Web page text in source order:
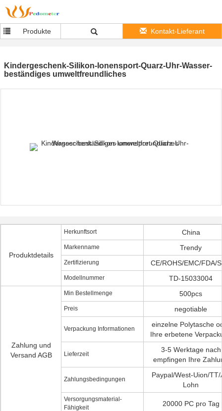
Produkte Kontakt-Lieferant
Kindergeschenk-Silikon-Ionensport-Quarz-Uhr-Wasser-
beständiges umweltfreundliches
Produktdetails
Herkunftsort China
Markenname Trendy
Zertifizierung CE/ROHS/EMC/FDA/
Modellnummer TD-15033004
Zahlung und
Versand AGB
Min Bestellmenge 500pcs
Preis negotiable
Verpackung Informationen
einzelne Polytasche
Ihre erbetene
Lieferzeit
3-5 Werktage nach
empfingen Ihre
Zahlungsbedingungen
Paypal/West-Uion/TT/
Lohn
Versorgungsmaterial-
Fähigkeit
20000 PC pro Tag